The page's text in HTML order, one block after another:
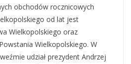
obchodów rocznicowych
od lat jest
Wielkopolskiego oraz
Wielkopolskiego. W
udział prezydent Andrzej